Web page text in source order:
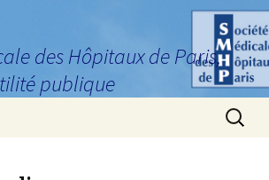
des Hôpitaux de Paris,
publique